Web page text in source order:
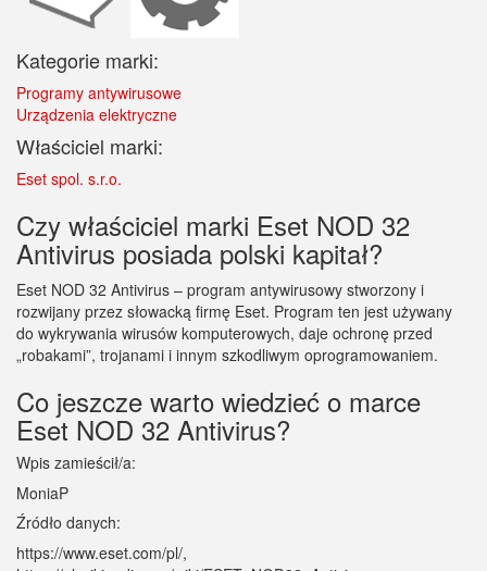
Kategorie marki:
Programy antywirusowe
Urządzenia elektryczne
Właściciel marki:
Eset spol. s.r.o.
Czy właściciel marki Eset NOD 32
Antivirus posiada polski kapitał?
Eset NOD 32 Antivirus – program antywirusowy stworzony i
rozwijany przez słowacką firmę Eset. Program ten jest używany
do wykrywania wirusów komputerowych, daje ochronę przed
„robakami”, trojanami i innym szkodliwym oprogramowaniem.
Co jeszcze warto wiedzieć o marce
Eset NOD 32 Antivirus?
Wpis zamieścił/a:
MoniaP
Źródło danych:
https://www.eset.com/pl/,